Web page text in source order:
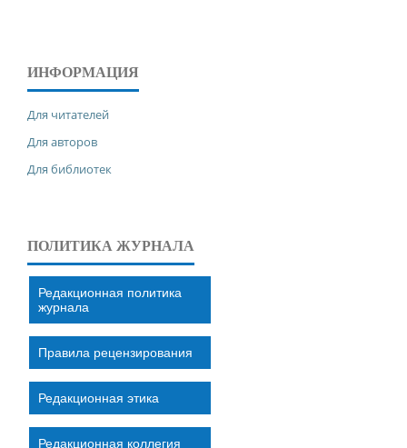
ИНФОРМАЦИЯ
Для читателей
Для авторов
Для библиотек
ПОЛИТИКА ЖУРНАЛА
Редакционная политика
журнала
Правила рецензирования
Редакционная этика
Редакционная коллегия